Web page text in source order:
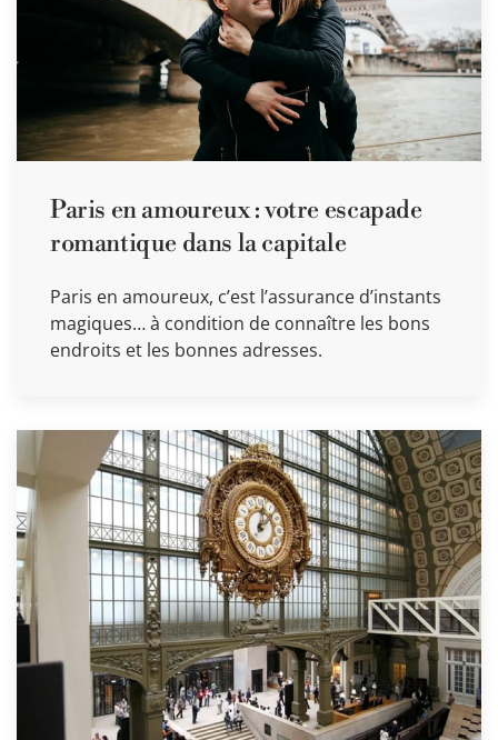
Paris en amoureux : votre escapade
romantique dans la capitale
Paris en amoureux, c’est l’assurance d’instants
magiques… à condition de connaître les bons
endroits et les bonnes adresses.